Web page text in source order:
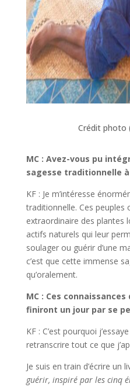
Crédit photo
MC : Avez-vous pu
sagesse traditionnelle
KF : Je m’intéresse
traditionnelle. Ces peuples
extraordinaire des plantes
actifs naturels qui leur
soulager ou guérir d’une
c’est que cette immense
qu’oralement.
MC : Ces
finiront un jour par se
KF : C’est pourquoi
retranscrire tout ce que
Je suis en train d’écrire un
guérir, inspiré par les cinq